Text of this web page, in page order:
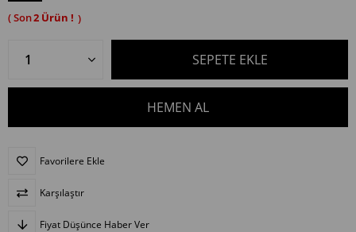
2
Favorilere Ekle
Karşılaştır
Fiyat Düşünce Haber Ver